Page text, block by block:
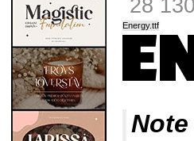
28
Energy.ttf